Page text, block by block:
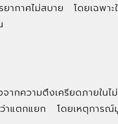
กาศไม่สบาย โดยเฉพาะ
ากความตึงเครียดภายใน
าแตกแยก โดยเหตุการณ์